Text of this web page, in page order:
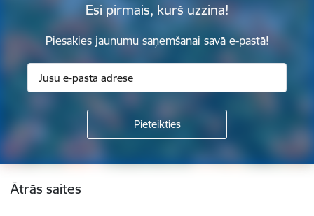
Esi pirmais, kurš uzzina!
Piesakies jaunumu saņemšanai savā e-pastā!
Kājene
Ātrās saites